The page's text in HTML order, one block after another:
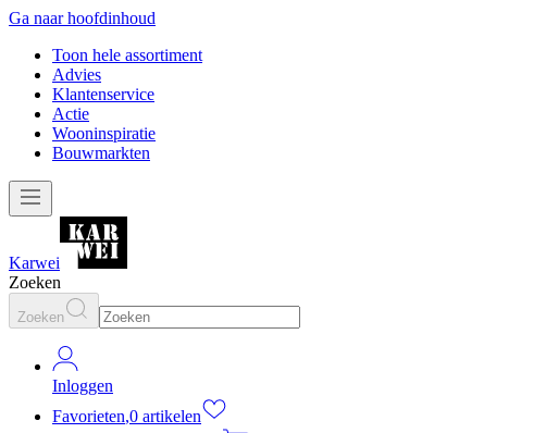
Ga naar hoofdinhoud
Toon hele assortiment
Advies
Klantenservice
Actie
Wooninspiratie
Bouwmarkten
Karwei
Zoeken
Zoeken
Inloggen
Favorieten,0 artikelen